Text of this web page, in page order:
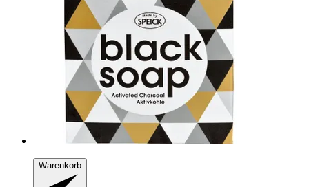
Warenkorb